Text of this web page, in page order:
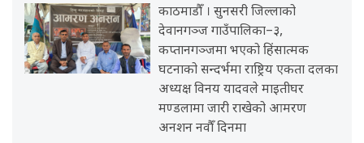
काठमाडौँ । सुनसरी जिल्लाको
देवानगञ्ज गाउँपालिका–३,
कप्तानगञ्जमा भएको हिंसात्मक
घटनाको सन्दर्भमा राष्ट्रिय एकता दलका
अध्यक्ष विनय यादवले माइतीघर
मण्डलामा जारी राखेको आमरण
अनशन नवौँ दिनमा